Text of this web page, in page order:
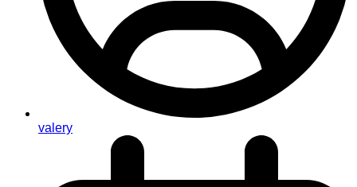
valery